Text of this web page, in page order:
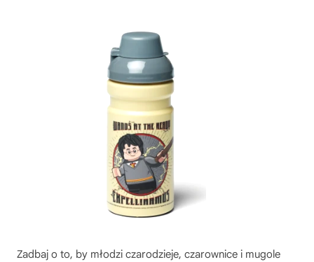
Zadbaj o to, by młodzi czarodzieje, czarownice i mugole